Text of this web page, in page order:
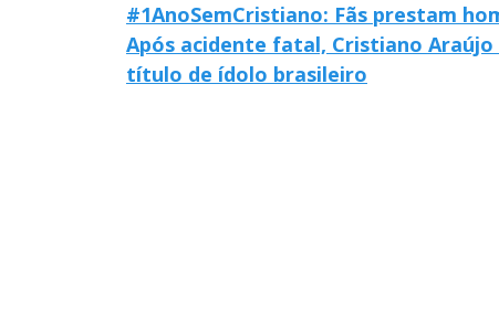
#1AnoSemCristiano: Fãs prestam
Após acidente fatal, Cristiano
título de ídolo brasileiro